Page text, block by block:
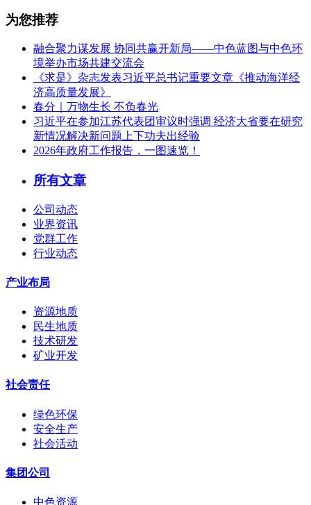
为您推荐
融合聚力谋发展 协同共赢开新局——中色蓝图与中色环
境举办市场共建交流会
《求是》杂志发表习近平总书记重要文章《推动海洋经
济高质量发展》
春分｜万物生长 不负春光
习近平在参加江苏代表团审议时强调 经济大省要在研究
新情况解决新问题上下功夫出经验
2026年政府工作报告，一图速览！
所有文章
公司动态
业界资讯
党群工作
行业动态
产业布局
资源地质
民生地质
技术研发
矿业开发
社会责任
绿色环保
安全生产
社会活动
集团公司
中色资源